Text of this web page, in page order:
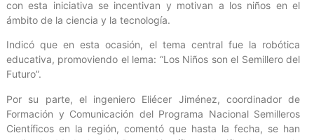
con esta iniciativa se incentivan y motivan a los niños en el
ámbito de la ciencia y la tecnología.
Indicó que en esta ocasión, el tema central fue la robótica
educativa, promoviendo el lema: “Los Niños son el Semillero del
Futuro”.
Por su parte, el ingeniero Eliécer Jiménez, coordinador de
Formación y Comunicación del Programa Nacional Semilleros
Científicos en la región, comentó que hasta la fecha, se han